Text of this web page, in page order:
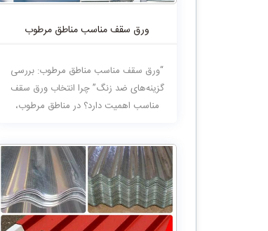
ورق سقف مناسب مناطق مرطوب
“ورق سقف مناسب مناطق مرطوب: بررسی
گزینه‌های ضد زنگ” چرا انتخاب ورق سقف
مناسب اهمیت دارد؟ در مناطق مرطوب،